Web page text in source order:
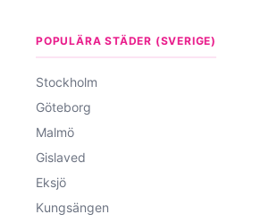
POPULÄRA STÄDER (SVERIGE)
Stockholm
Göteborg
Malmö
Gislaved
Eksjö
Kungsängen